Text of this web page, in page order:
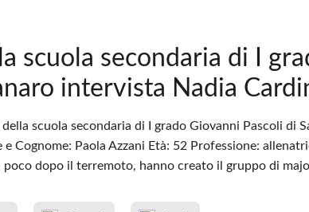
scuola secondaria di I
intervista Nadia
scuola secondaria di I grado Giovanni Pascoli di
Cognome: Paola Azzani Età: 52 Professione:
dopo il terremoto, hanno creato il gruppo di